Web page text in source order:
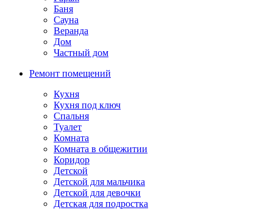
Баня
Сауна
Веранда
Дом
Частный дом
Ремонт помещений
Кухня
Кухня под ключ
Спальня
Туалет
Комната
Комната в общежитии
Коридор
Детской
Детской для мальчика
Детской для девочки
Детская для подростка